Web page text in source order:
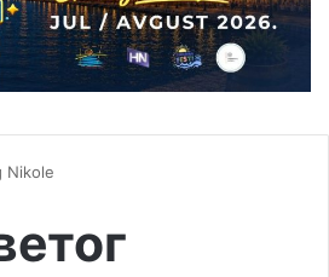
Nikole